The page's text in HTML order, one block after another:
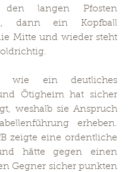
langen Pfosten
dann ein Kopfball
Mitte und wieder steht
wie ein deutliches
Ötigheim hat sicher
weshalb sie Anspruch
erheben.
zeigte eine ordentliche
hätte gegen einen
Gegner sicher punkten